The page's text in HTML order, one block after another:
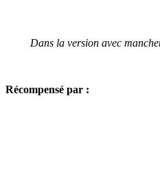
Dans la version avec
Récompensé par :